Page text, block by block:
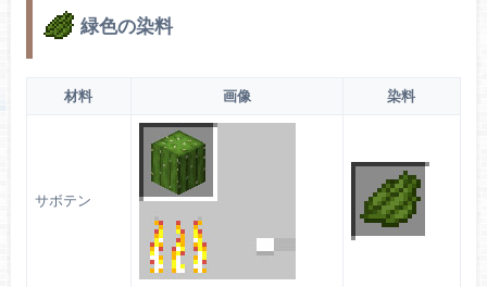
クルス）
緑色の染料
材料 画像 染料
サボテン